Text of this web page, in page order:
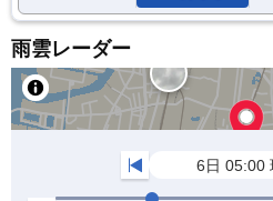
雨雲レーダー